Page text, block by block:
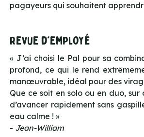
pagayeurs qui souhaitent
Revue d'employé
« J’ai choisi le Pal pour sa
profond, ce qui le rend
manœuvrable, idéal pour des
Que ce soit en solo ou en duo,
d’avancer rapidement sans
eau calme ! »
- Jean-William